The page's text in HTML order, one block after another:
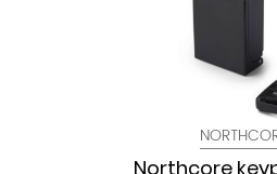
Northcore